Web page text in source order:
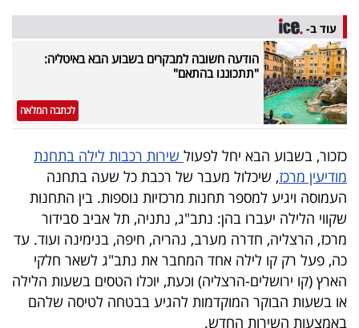
שיתופי
פעולה
דרושים
ניוזלטרים
מייל
אדום
עוד ב-
הודעה חשובה למבקרים בשבוע הבא באיטליה:
"תתכוננו בהתאם"
לכתבה המלאה
כזכור, בשבוע הבא יחל לפעול שירות רכבות לילה בתחנת
מודיעין מרכז, שיכלול מעבר של רכבת כל שעה בתחנה
העמוסה ויגיע למספר תחנות מרכזיות נוספות. בין התחנות
שקווי הלילה יעברו בהן: נתב"ג, נתניה, תל אביב סבידור
מרכז, הרצליה, חדרה מערב, נהריה, חיפה, בנימינה ועוד. עד
כה, פעל רק קו לילה אחד המחבר את נתב"ג לשאר חלקי
הארץ (קו ירושלים-הרצליה) וכעת, יוכלו הטסים בשעות הלילה
או בשעות הבוקר המוקדמות להגיע בבטחה לטיסה שלהם
באמצעות השירות החדש.